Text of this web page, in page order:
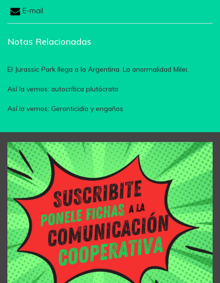
E-mail
Notas Relacionadas
El Jurassic Park llega a la Argentina. La anormalidad Milei.
Así la vemos: autocrítica plutócrata
Así la vemos: Geronticidio y engaños